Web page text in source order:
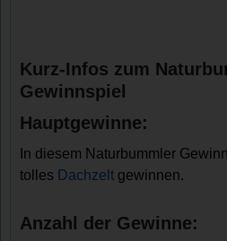
Kurz-Infos zum
Gewinnspiel
Hauptgewinne:
In diesem Naturbummler
tolles Dachzelt gewinnen.
Anzahl der Gewinne: